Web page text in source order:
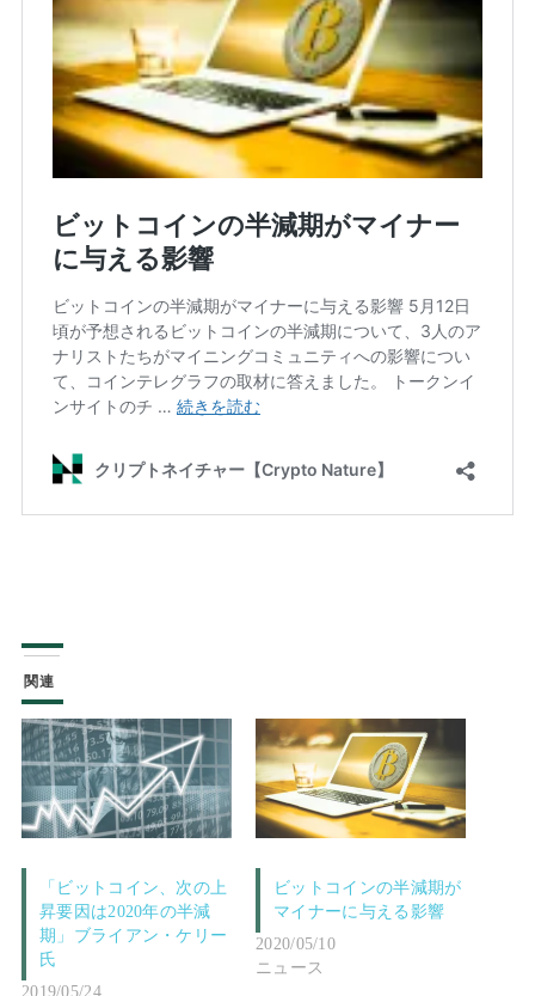
関連
「ビットコイン、次の上
昇要因は2020年の半減
期」ブライアン・ケリー
氏
2019/05/24
ビットコインの半減期が
マイナーに与える影響
2020/05/10
ニュース